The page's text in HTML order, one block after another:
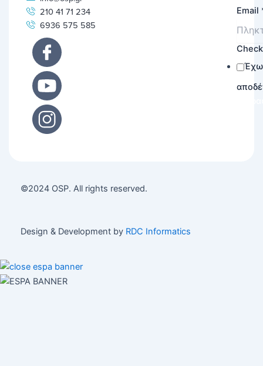
210 41 71 234
6936 575 585
Email
Έχω
©2024 OSP. All rights reserved.
Design & Development by RDC Informatics